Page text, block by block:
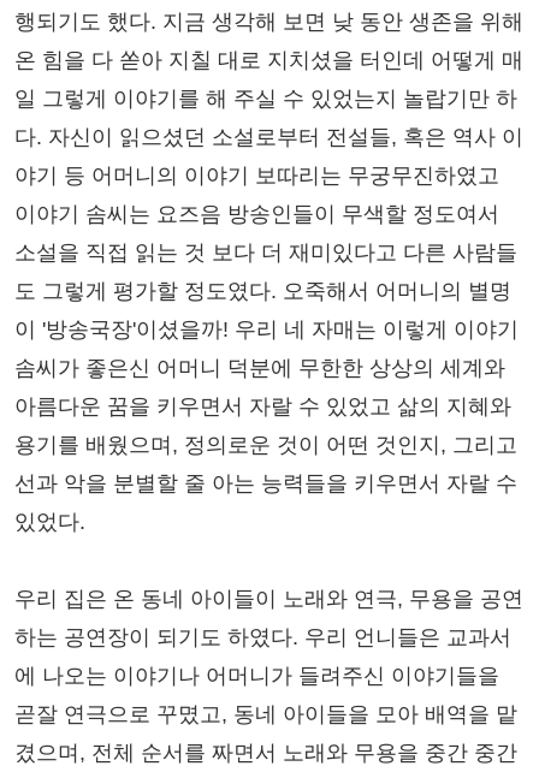
행되기도 했다. 지금 생각해 보면 낮 동안 생존을 위해
온 힘을 다 쏟아 지칠 대로 지치셨을 터인데 어떻게 매
일 그렇게 이야기를 해 주실 수 있었는지 놀랍기만 하
다. 자신이 읽으셨던 소설로부터 전설들, 혹은 역사 이
야기 등 어머니의 이야기 보따리는 무궁무진하였고
이야기 솜씨는 요즈음 방송인들이 무색할 정도여서
소설을 직접 읽는 것 보다 더 재미있다고 다른 사람들
도 그렇게 평가할 정도였다. 오죽해서 어머니의 별명
이 '방송국장'이셨을까! 우리 네 자매는 이렇게 이야기
솜씨가 좋은신 어머니 덕분에 무한한 상상의 세계와
아름다운 꿈을 키우면서 자랄 수 있었고 삶의 지혜와
용기를 배웠으며, 정의로운 것이 어떤 것인지, 그리고
선과 악을 분별할 줄 아는 능력들을 키우면서 자랄 수
있었다.
우리 집은 온 동네 아이들이 노래와 연극, 무용을 공연
하는 공연장이 되기도 하였다. 우리 언니들은 교과서
에 나오는 이야기나 어머니가 들려주신 이야기들을
곧잘 연극으로 꾸몄고, 동네 아이들을 모아 배역을 맡
겼으며, 전체 순서를 짜면서 노래와 무용을 중간 중간